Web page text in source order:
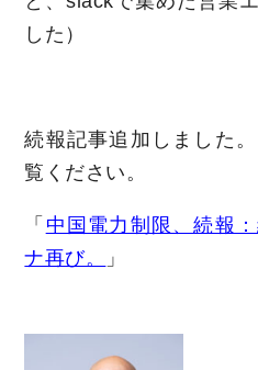
した）
続報記事追加しました
覧ください。
「 中国電力制限、続報
ナ再び。
」